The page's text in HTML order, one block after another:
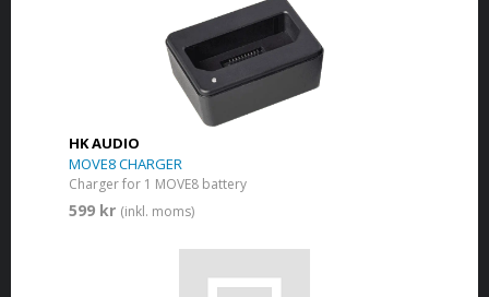
HK AUDIO
MOVE8 CHARGER
Charger for 1 MOVE8 battery
599 kr (inkl. moms)